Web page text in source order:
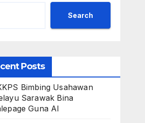
Search
Posts
Bimbing Usahawan
Sarawak Bina
Guna AI